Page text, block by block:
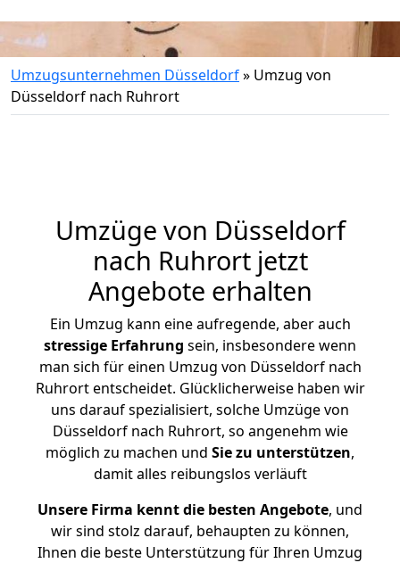
Umzugsunternehmen Düsseldorf» Umzug von
Düsseldorf nach Ruhrort
Umzüge von Düsseldorf
nach Ruhrort jetzt
Angebote erhalten
Ein Umzug kann eine aufregende, aber auch
stressige Erfahrung sein, insbesondere wenn
man sich für einen Umzug von Düsseldorf nach
Ruhrort entscheidet. Glücklicherweise haben wir
uns darauf spezialisiert, solche Umzüge von
Düsseldorf nach Ruhrort, so angenehm wie
möglich zu machen und Sie zu unterstützen,
damit alles reibungslos verläuft
Unsere Firma kennt die besten Angebote, und
wir sind stolz darauf, behaupten zu können,
Ihnen die beste Unterstützung für Ihren Umzug